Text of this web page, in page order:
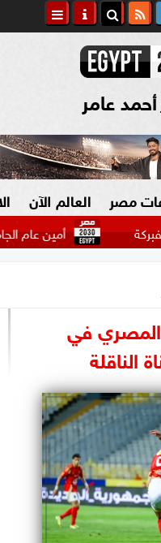
أحمد عامر
مصر
في مصر
العالم الآن
أمين عام الجامعة
المصري في
الناقلة